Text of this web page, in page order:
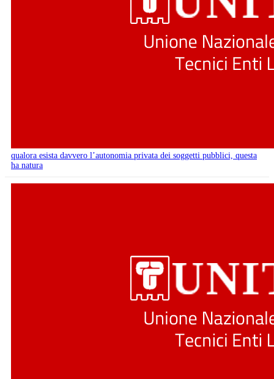
qualora esista davvero l’autonomia privata dei soggetti pubblici, questa
ha natura